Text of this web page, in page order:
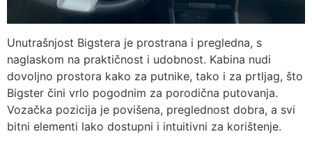
Unutrašnjost Bigstera je prostrana i pregledna, s
naglaskom na praktičnost i udobnost. Kabina nudi
dovoljno prostora kako za putnike, tako i za prtljag, što
Bigster čini vrlo pogodnim za porodična putovanja.
Vozačka pozicija je povišena, preglednost dobra, a svi
bitni elementi lako dostupni i intuitivni za korištenje.